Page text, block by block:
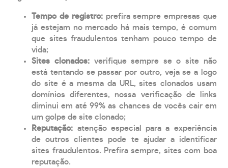
Tempo de registro: prefira sempre empresas que
já estejam no mercado há mais tempo, é comum
que sites fraudulentos tenham pouco tempo de
vida;
Sites clonados: verifique sempre se o site não
está tentando se passar por outro, veja se a logo
do site é a mesma da URL, sites clonados usam
domínios diferentes, nossa verificação de links
diminui em até 99% as chances de vocês cair em
um golpe de site clonado;
Reputação: atenção especial para a experiência
de outros clientes pode te ajudar a identificar
sites fraudulentos. Prefira sempre, sites com boa
reputação.